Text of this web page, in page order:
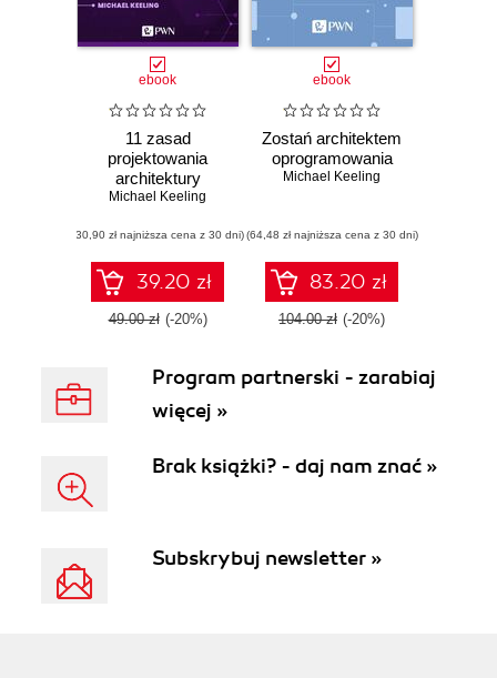
ebook
11 zasad
projektowania
architektury
oprogramowania
Michael Keeling
(30,90 zł najniższa cena z 30 dni)
39.20 zł
49.00 zł (-20%)
ebook
Zostań architektem
oprogramowania
Michael Keeling
(64,48 zł najniższa cena z 30 dni)
83.20 zł
104.00 zł (-20%)
Program partnerski - zarabiaj
więcej »
Brak książki? - daj nam znać »
Subskrybuj newsletter »